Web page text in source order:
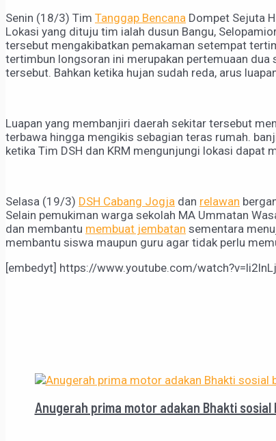
Senin (18/3) Tim Tanggap Bencana Dompet Sejuta
Lokasi yang dituju tim ialah dusun Bangu,
tersebut mengakibatkan pemakaman setempat
tertimbun longsoran ini merupakan pertemuaan
tersebut. Bahkan ketika hujan sudah reda, arus
Luapan yang membanjiri daerah sekitar tersebut
terbawa hingga mengikis sebagian teras rumah.
ketika Tim DSH dan KRM mengunjungi lokasi dapat
Selasa (19/3) DSH Cabang Jogja dan relawan
Selain pemukiman warga sekolah MA Ummatan
dan membantu membuat jembatan sementara
membantu siswa maupun guru agar tidak perlu
[embedyt] https://www.youtube.com/
Anugerah prima motor adakan Bhakti sosial